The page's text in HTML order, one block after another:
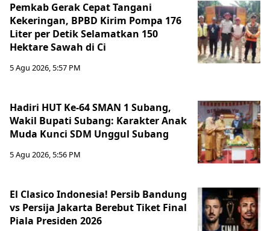
Pemkab Gerak Cepat Tangani
Kekeringan, BPBD Kirim Pompa 176
Liter per Detik Selamatkan 150
Hektare Sawah di Ci
5 Agu 2026, 5:57 PM
Hadiri HUT Ke-64 SMAN 1 Subang,
Wakil Bupati Subang: Karakter Anak
Muda Kunci SDM Unggul Subang
5 Agu 2026, 5:56 PM
El Clasico Indonesia! Persib Bandung
vs Persija Jakarta Berebut Tiket Final
Piala Presiden 2026